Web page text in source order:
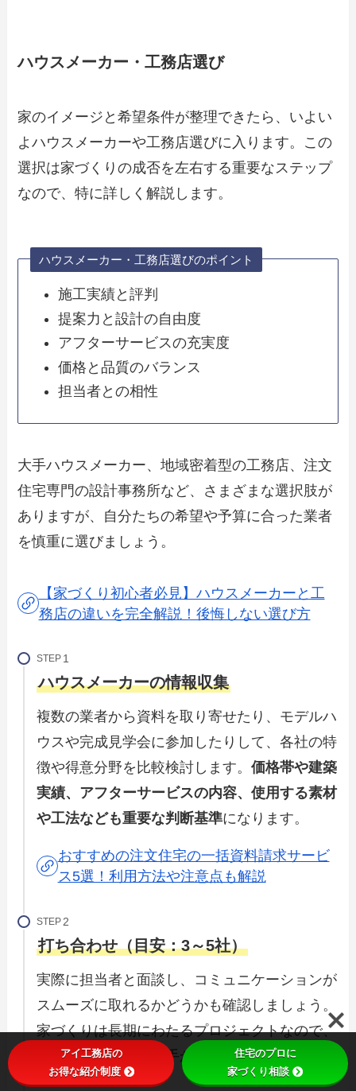
ハウスメーカー・工務店選び
家のイメージと希望条件が整理できたら、いよい
よハウスメーカーや工務店選びに入ります。この
選択は家づくりの成否を左右する重要なステップ
なので、特に詳しく解説します。
ハウスメーカー・工務店選びのポイント
施工実績と評判
提案力と設計の自由度
アフターサービスの充実度
価格と品質のバランス
担当者との相性
大手ハウスメーカー、地域密着型の工務店、注文
住宅専門の設計事務所など、さまざまな選択肢が
ありますが、自分たちの希望や予算に合った業者
を慎重に選びましょう。
【家づくり初心者必見】ハウスメーカーと工
務店の違いを完全解説！後悔しない選び方
STEP
ハウスメーカーの情報収集
複数の業者から資料を取り寄せたり、モデルハ
ウスや完成見学会に参加したりして、各社の特
徴や得意分野を比較検討します。価格帯や建築
実績、アフターサービスの内容、使用する素材
や工法なども重要な判断基準になります。
おすすめの注文住宅の一括資料請求サービ
ス5選！利用方法や注意点も解説
STEP
打ち合わせ（目安：3～5社）
実際に担当者と面談し、コミュニケーションが
スムーズに取れるかどうかも確認しましょう。
家づくりは長期にわたるプロジェクトなので、
信頼関係を築ける相手かどうかが重要です。
アイ工務店の
お得な紹介制度
住宅のプロに
家づくり相談